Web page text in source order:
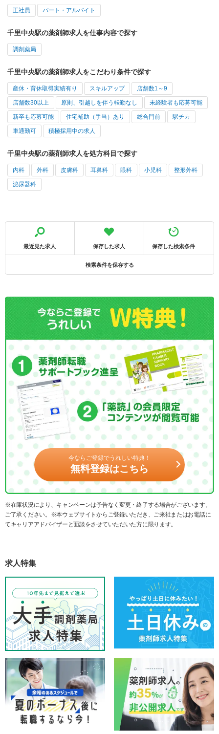
正社員 パート・アルバイト
千里中央駅の薬剤師求人を仕事内容で探す
調剤薬局
千里中央駅の薬剤師求人をこだわり条件で探す
産休・育休取得実績有り スキルアップ 店舗数1～9
店舗数30以上 原則、引越しを伴う転勤なし 未経験者も応募可能
新卒も応募可能 住宅補助（手当）あり 総合門前 駅チカ
車通勤可 積極採用中の求人
千里中央駅の薬剤師求人を処方科目で探す
内科 外科 皮膚科 耳鼻科 眼科 小児科 整形外科
泌尿器科
最近見た求人 保存した求人 保存した検索条件
検索条件を保存する
今ならご登録でうれしい特典！
無料登録はこちら
※在庫状況により、キャンペーンは予告なく変更・終了する場合がございます。
ご了承ください。※本ウェブサイトからご登録いただき、ご来社またはお電話に
てキャリアアドバイザーと面談をさせていただいた方に限ります。
求人特集